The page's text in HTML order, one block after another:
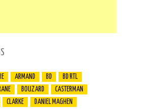
ARMAND BD
BD RTL
BOUZARD
CASTERMAN
CLARKE
DANIEL MAGHEN